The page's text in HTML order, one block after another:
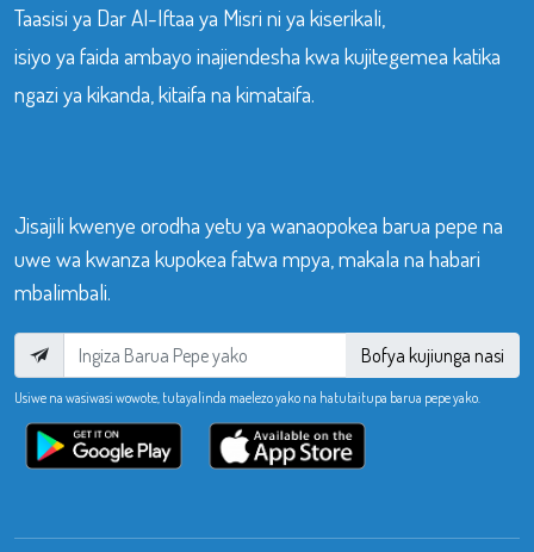
Taasisi ya Dar Al-Iftaa ya Misri ni ya kiserikali,
isiyo ya faida ambayo inajiendesha kwa kujitegemea katika
ngazi ya kikanda, kitaifa na kimataifa.
Jisajili kwenye orodha yetu ya wanaopokea barua pepe na
uwe wa kwanza kupokea fatwa mpya, makala na habari
mbalimbali.
Bofya kujiunga nasi
Usiwe na wasiwasi wowote, tutayalinda maelezo yako na hatutaitupa barua pepe yako.